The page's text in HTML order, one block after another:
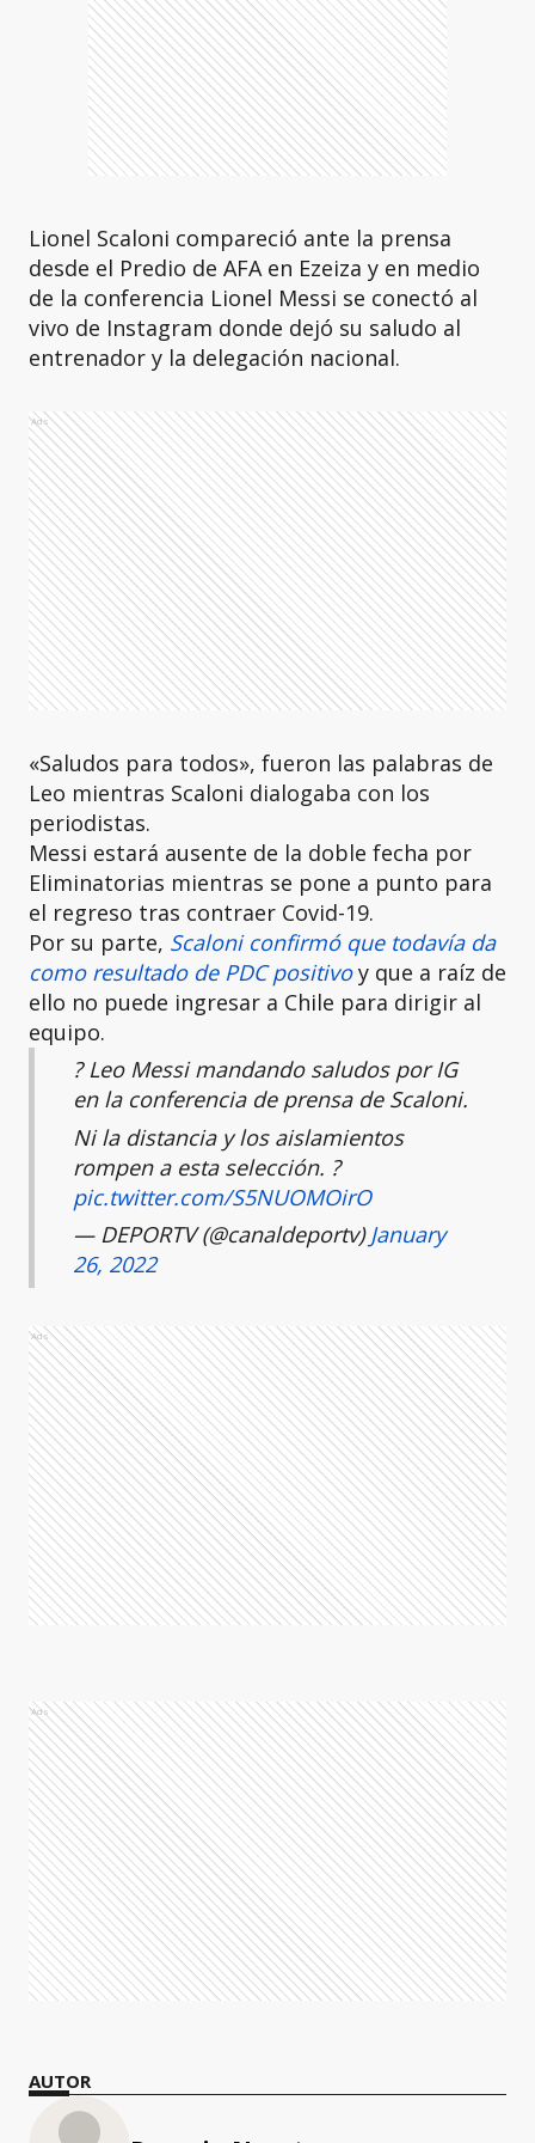
Lionel Scaloni compareció ante la prensa
desde el Predio de AFA en Ezeiza y en medio
de la conferencia Lionel Messi se conectó al
vivo de Instagram donde dejó su saludo al
entrenador y la delegación nacional.
Ads
«Saludos para todos», fueron las palabras de
Leo mientras Scaloni dialogaba con los
periodistas.
Messi estará ausente de la doble fecha por
Eliminatorias mientras se pone a punto para
el regreso tras contraer Covid-19.
Por su parte, Scaloni confirmó que todavía da
como resultado de PDC positivoy que a raíz de
ello no puede ingresar a Chile para dirigir al
equipo.
? Leo Messi mandando saludos por IG
en la conferencia de prensa de Scaloni.
Ni la distancia y los aislamientos
rompen a esta selección. ?
pic.twitter.com/S5NUOMOirO
— DEPORTV (@canaldeportv)January
26, 2022
Ads
Ads
AUTOR